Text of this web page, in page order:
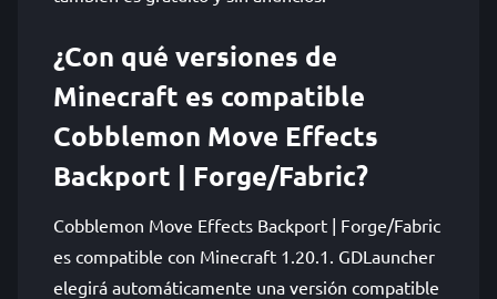
¿Con qué versiones de
Minecraft es compatible
Cobblemon Move Effects
Backport | Forge/Fabric?
Cobblemon Move Effects Backport | Forge/Fabric
es compatible con Minecraft 1.20.1. GDLauncher
elegirá automáticamente una versión compatible